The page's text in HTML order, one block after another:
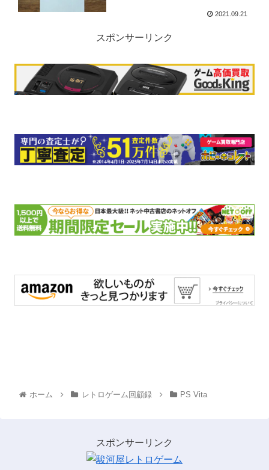
2021.09.21
スポンサーリンク
ホーム レトロゲーム回顧録 PS Vita
スポンサーリンク